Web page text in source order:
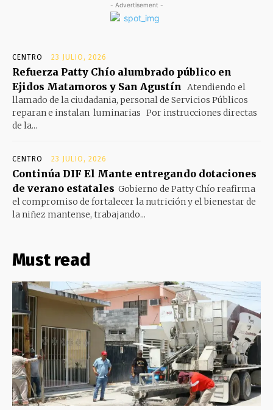
- Advertisement -
CENTRO 23 JULIO, 2026
Refuerza Patty Chío alumbrado público en
Ejidos Matamoros y San Agustín
Atendiendo el
llamado de la ciudadania, personal de Servicios Públicos
reparan e instalan luminarias Por instrucciones directas
de la...
CENTRO 23 JULIO, 2026
Continúa DIF El Mante entregando dotaciones
de verano estatales Gobierno de Patty Chío reafirma
el compromiso de fortalecer la nutrición y el bienestar de
la niñez mantense, trabajando...
Must read